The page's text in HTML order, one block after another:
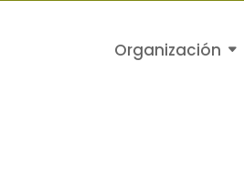
Organización